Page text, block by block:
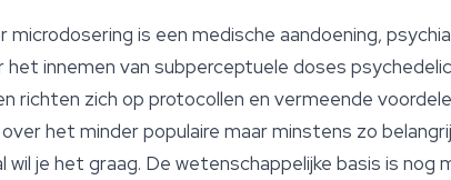
microdosering is een medische aandoening,
het innemen van subperceptuele doses
richten zich op protocollen en vermeende
het minder populaire maar minstens zo
wil je het graag. De wetenschappelijke basis is nog